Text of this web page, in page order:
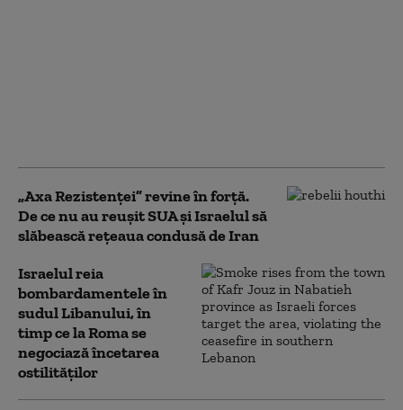
„Axa Rezistenței” revine în forță.
De ce nu au reușit SUA și Israelul să
slăbească rețeaua condusă de Iran
Israelul reia
bombardamentele în
sudul Libanului, în
timp ce la Roma se
negociază încetarea
ostilităților